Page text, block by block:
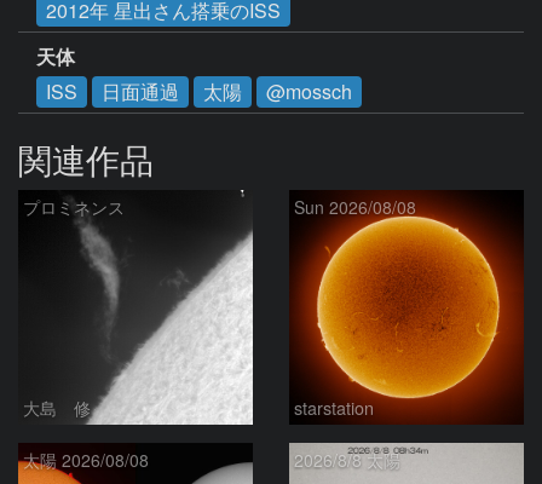
2012年 星出さん搭乗のISS
天体
ISS
日面通過 太陽 @mossch
関連作品
プロミネンス
大島 修
Sun 2026/08/08
starstation
太陽 2026/08/08 2026/8/8 太陽